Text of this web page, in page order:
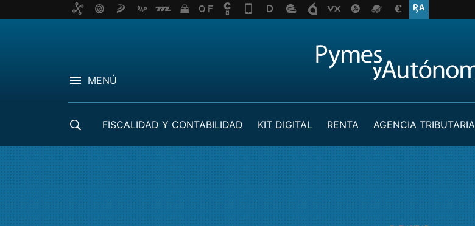
MENÚ
FISCALIDAD Y CONTABILIDAD KIT DIGITAL RENTA AGENCIA TRIBUTARIA